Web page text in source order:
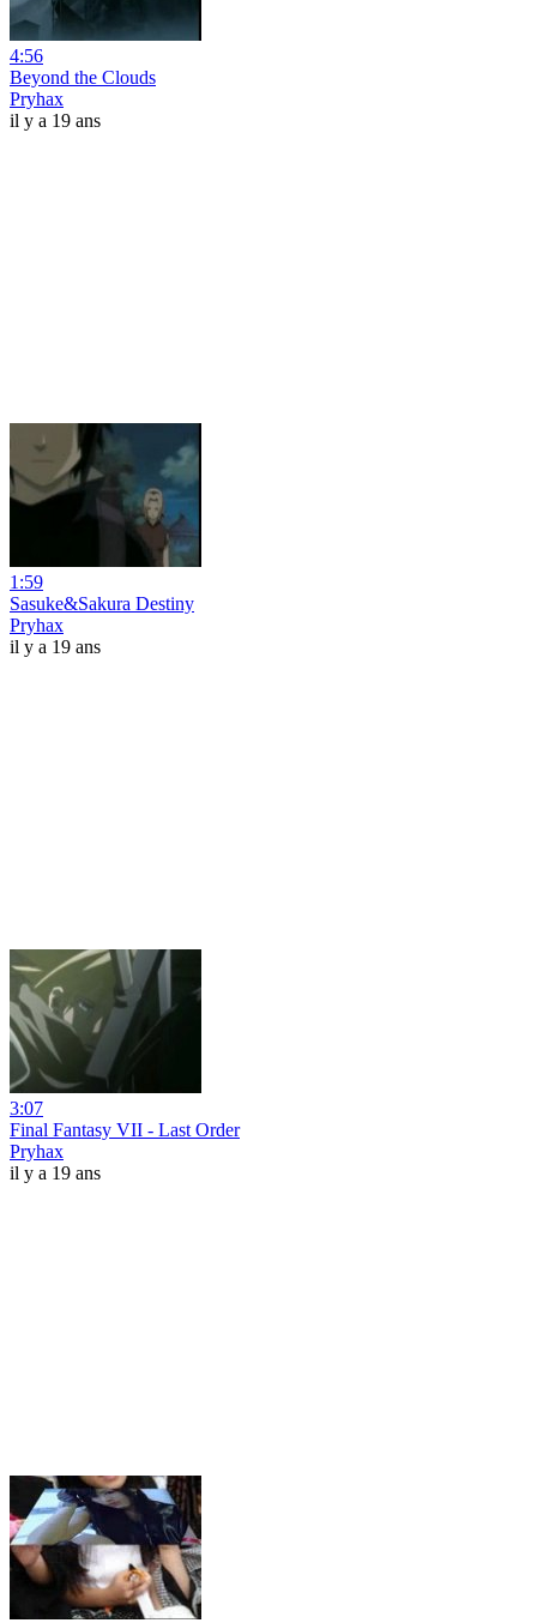
4:56
Beyond the Clouds
Pryhax
il y a 19 ans
1:59
Sasuke&Sakura Destiny
Pryhax
il y a 19 ans
3:07
Final Fantasy VII - Last Order
Pryhax
il y a 19 ans